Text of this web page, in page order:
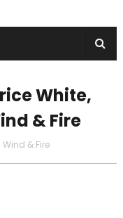
White,
& Fire
Wind & Fire